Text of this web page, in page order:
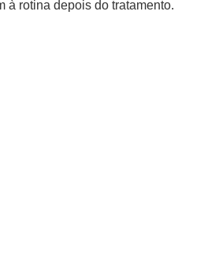
à rotina depois do tratamento.